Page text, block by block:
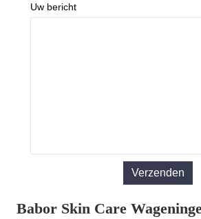
Uw bericht
Babor Skin Care